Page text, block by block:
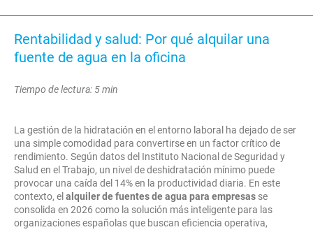
Rentabilidad y salud: Por qué alquilar una
fuente de agua en la oficina
Tiempo de lectura: 5 min
La gestión de la hidratación en el entorno laboral ha dejado de ser
una simple comodidad para convertirse en un factor crítico de
rendimiento. Según datos del Instituto Nacional de Seguridad y
Salud en el Trabajo, un nivel de deshidratación mínimo puede
provocar una caída del 14% en la productividad diaria. En este
contexto, el alquiler de fuentes de agua para empresas se
consolida en 2026 como la solución más inteligente para las
organizaciones españolas que buscan eficiencia operativa,